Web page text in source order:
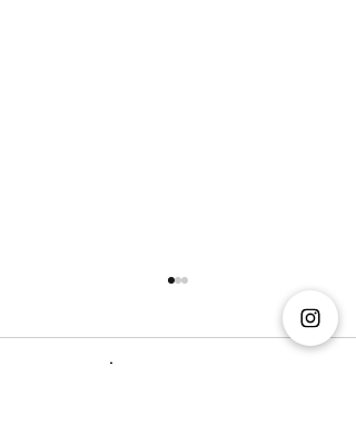
Comentarios